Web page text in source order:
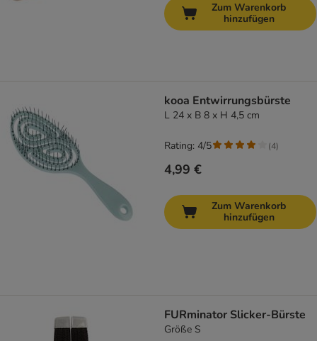
Zum Warenkorb
hinzufügen
kooa Entwirrungsbürste
L 24 x B 8 x H 4,5 cm
4,99 €
Rating: 4/5 (4)
Zum Warenkorb
hinzufügen
FURminator Slicker-Bürste
Größe S